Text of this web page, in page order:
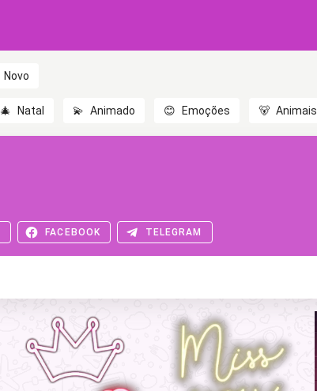
Novo
🎄 Natal 💫 Animado 😊 Emoções 🐻 Animais
FACEBOOK TELEGRAM